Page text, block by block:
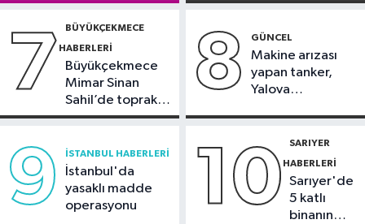
7 BÜYÜKÇEKMECE
HABERLERI
Büyükçekmece
Mimar Sinan
Sahil’de toprak
kayması
8 GÜNCEL
Makine arızası
yapan tanker,
Yalova
9 İSTANBUL HABERLERI
İstanbul'da
yasaklı madde
operasyonu
10 SARIYER
HABERLERI
Sarıyer'de
5 katlı
binanın